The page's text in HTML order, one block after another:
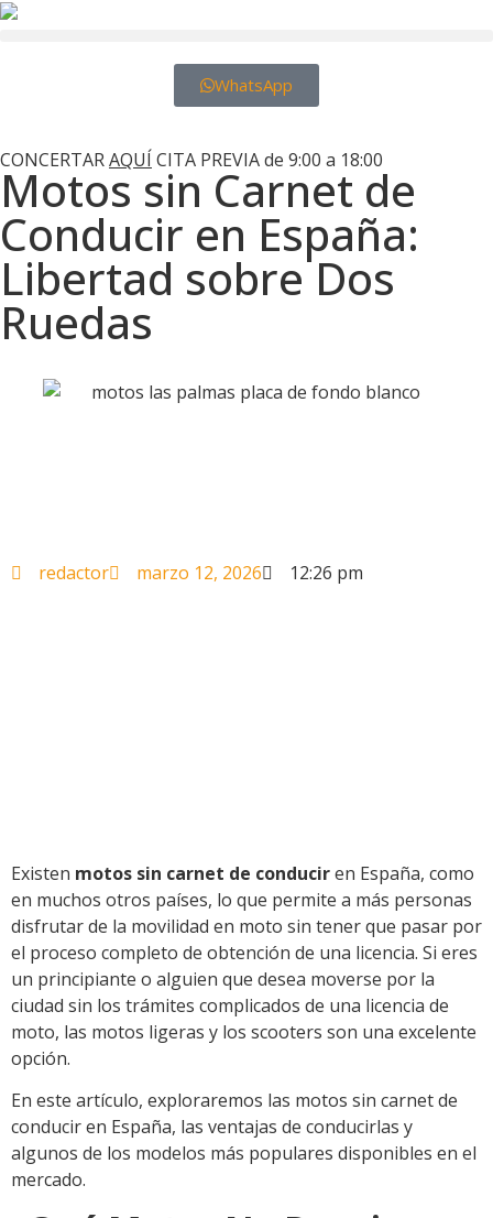
WhatsApp
CONCERTARAQUÍ CITA PREVIA de 9:00 a 18:00
Motos sin Carnet de
Conducir en España:
Libertad sobre Dos
Ruedas
redactor marzo 12, 2026 12:26 pm
Existen motos sin carnet de conduciren España, como
en muchos otros países, lo que permite a más personas
disfrutar de la movilidad en moto sin tener que pasar por
el proceso completo de obtención de una licencia. Si eres
un principiante o alguien que desea moverse por la
ciudad sin los trámites complicados de una licencia de
moto, las motos ligeras y los scooters son una excelente
opción.
En este artículo, exploraremos las motos sin carnet de
conducir en España, las ventajas de conducirlas y
algunos de los modelos más populares disponibles en el
mercado.